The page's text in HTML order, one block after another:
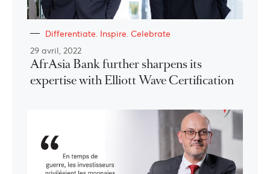
Differentiate. Inspire. Celebrate
29 avril, 2022
AfrAsia Bank further sharpens its
expertise with Elliott Wave Certification